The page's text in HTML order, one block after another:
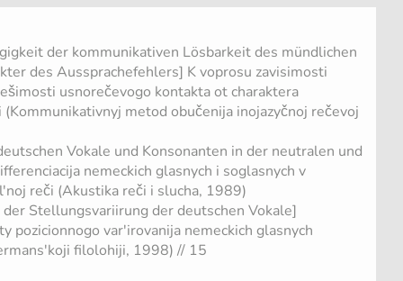
der kommunikativen Lösbarkeit des mündlichen
des Aussprachefehlers] K voprosu zavisimosti
usnorečevogo kontakta ot charaktera
metod obučenija inojazyčnoj rečevoj
Vokale und Konsonanten in der neutralen und
nemeckich glasnych i soglasnych v
reči (Akustika reči i slucha, 1989)
Stellungsvariirung der deutschen Vokale]
pozicionnogo var'irovanija nemeckich glasnych
filolohiji, 1998) // 15